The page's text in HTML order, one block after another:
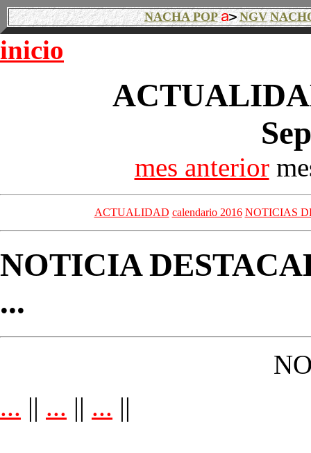
NACHA POP NGV
inicio
mes anterior
ACTUALIDAD calendario 2016 NOTICIAS
NOTICIA
...
... || ... || ... ||